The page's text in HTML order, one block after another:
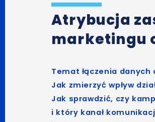
Atrybucja
marketingu
Temat łączenia
Jak zmierzyć wpływ
Jak sprawdzić, czy
i który kanał